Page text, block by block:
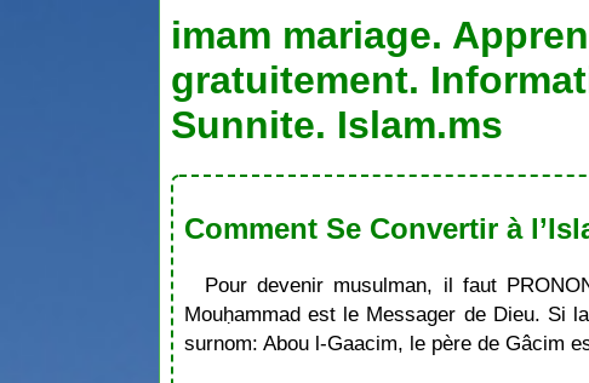
imam mariage.
gratuitement.
Sunnite. Islam.ms
Comment Se Convertir à
Pour devenir musulman, il faut
Mouḥammad est le Messager de Dieu. Si
surnom: Abou l-Gaacim, le père de Gâcim